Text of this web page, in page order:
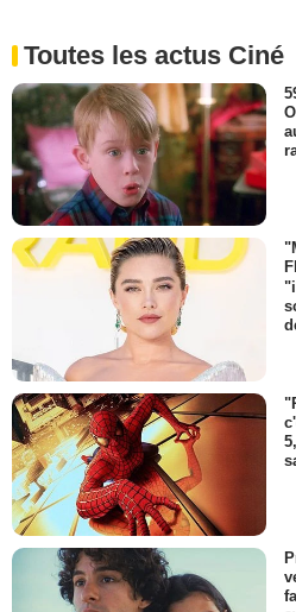
Toutes les actus Ciné